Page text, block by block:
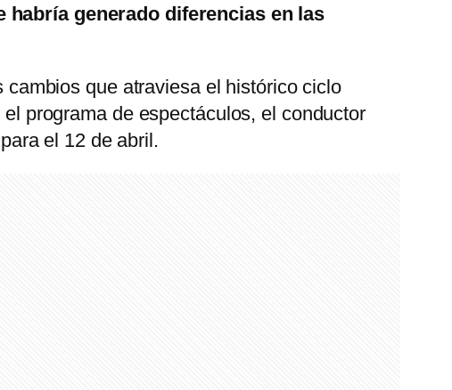
generado diferencias en las
que atraviesa el histórico ciclo
programa de espectáculos, el conductor
el 12 de abril.